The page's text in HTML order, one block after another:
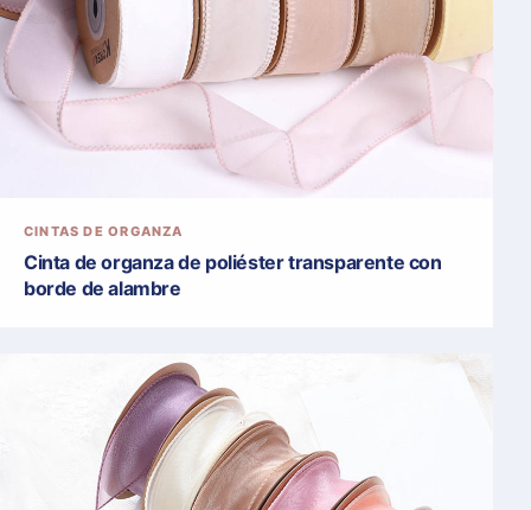
CINTAS DE ORGANZA
Cinta de organza de poliéster transparente con
borde de alambre